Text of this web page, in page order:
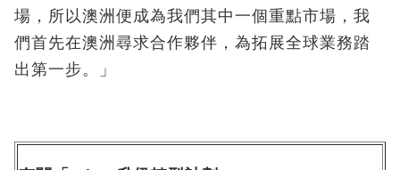
場，所以澳洲便成為我們其中一個重點市場，我
們首先在澳洲尋求合作夥伴，為拓展全球業務踏
出第一步。」